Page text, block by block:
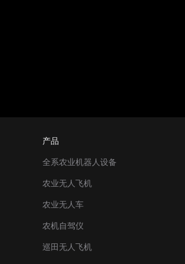
产品
全系农业机器人设备
农业无人飞机
农业无人车
农机自驾仪
巡田无人飞机